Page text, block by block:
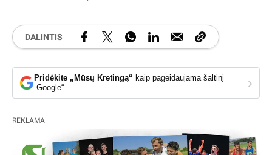
DALINTIS
Pridėkite „Mūsų Kretingą“ kaip pageidaujamą šaltinį
„Google“
›
REKLAMA